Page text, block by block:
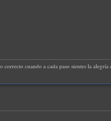
correcto cuando a cada paso sientes la